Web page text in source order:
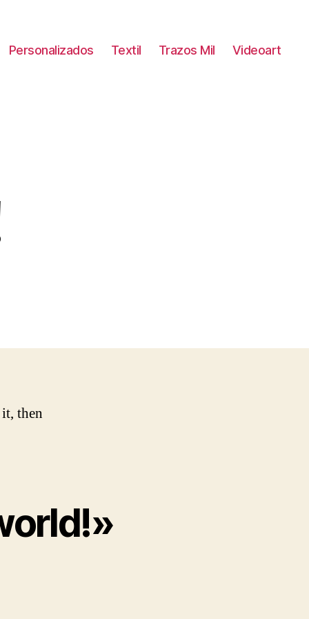
Personalizados Textil Trazos Mil Videoart
then